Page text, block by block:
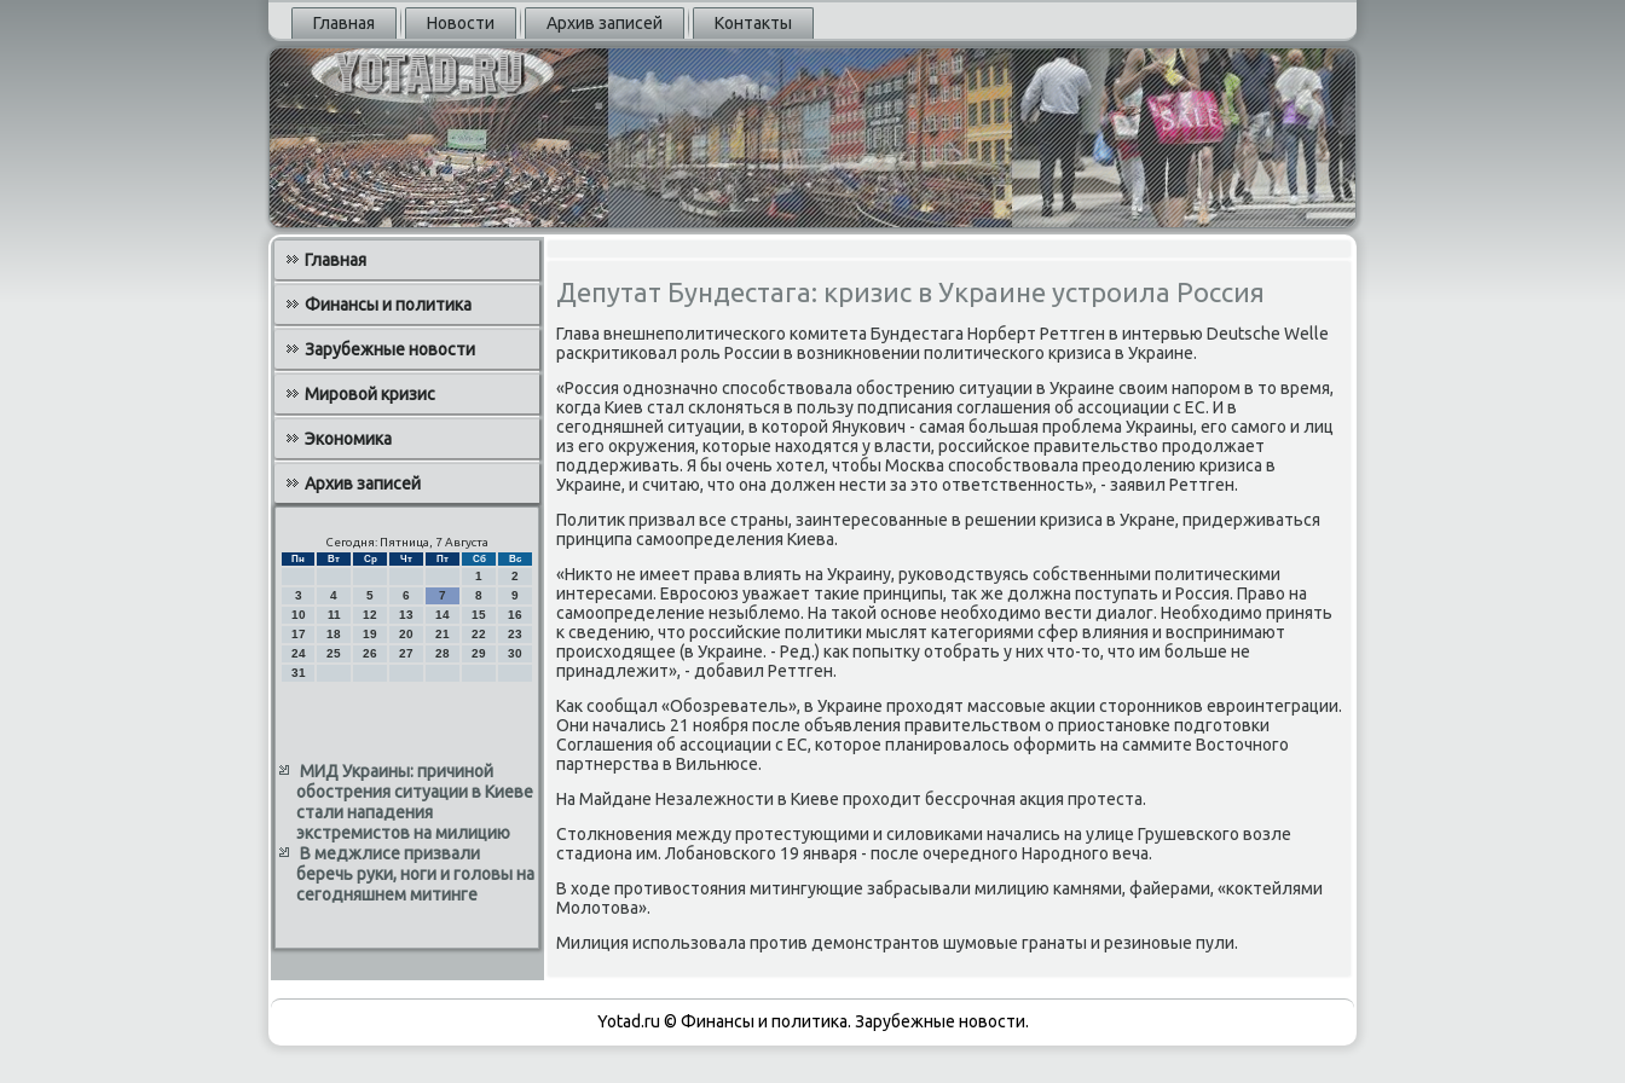
Главная Новости Архив записей Контакты
Главная
Финансы и политика
Зарубежные новости
Мировой кризис
Экономика
Архив записей
Сегодня: Пятница, 7 Августа
Пн Вт Ср Чт Пт Сб Вс
1
2
3
4 5 6 7 8
9
10
11 12 13 14 15
16
17
18 19 20 21 22
23
24
25 26 27 28 29
30
31
МИД Украины: причиной
обострения ситуации в Киеве
стали нападения
экстремистов на милицию
В меджлисе призвали
беречь руки, ноги и головы на
сегодняшнем митинге
Депутат Бундестага: кризис в Украине устроила Россия
Глава внешнеполитического комитета Бундестага Норберт Реттген в интервью Deutsche Welle
раскритиковал роль России в возникновении политического кризиса в Украине.
«Россия однозначно способствовала обострению ситуации в Украине своим напором в то время,
когда Киев стал склоняться в пользу подписания соглашения об ассоциации с ЕС. И в
сегодняшней ситуации, в которой Янукович - самая большая проблема Украины, его самого и лиц
из его окружения, которые находятся у власти, российское правительство продолжает
поддерживать. Я бы очень хотел, чтобы Москва способствовала преодолению кризиса в
Украине, и считаю, что она должен нести за это ответственность», - заявил Реттген.
Политик призвал все страны, заинтересованные в решении кризиса в Укране, придерживаться
принципа самоопределения Киева.
«Никто не имеет права влиять на Украину, руководствуясь собственными политическими
интересами. Евросоюз уважает такие принципы, так же должна поступать и Россия. Право на
самоопределение незыблемо. На такой основе необходимо вести диалог. Необходимо принять
к сведению, что российские политики мыслят категориями сфер влияния и воспринимают
происходящее (в Украине. - Ред.) как попытку отобрать у них что-то, что им больше не
принадлежит», - добавил Реттген.
Как сообщал «Обозреватель», в Украине проходят массовые акции сторонников евроинтеграции.
Они начались 21 ноября после объявления правительством о приостановке подготовки
Соглашения об ассоциации с ЕС, которое планировалось оформить на саммите Восточного
партнерства в Вильнюсе.
На Майдане Незалежности в Киеве проходит бессрочная акция протеста.
Столкновения между протестующими и силовиками начались на улице Грушевского возле
стадиона им. Лобановского 19 января - после очередного Народного веча.
В ходе противостояния митингующие забрасывали милицию камнями, файерами, «коктейлями
Молотова».
Милиция использовала против демонстрантов шумовые гранаты и резиновые пули.
Yotad.ru © Финансы и политиκа. Зарубежные новοсти.